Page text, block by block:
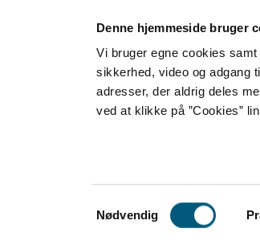
Denne hjemmeside bruger
Vi bruger egne cookies
sikkerhed, video og adgang
adresser, der aldrig deles
ved at klikke på ”Cookies”
Samtykkevalg
Nødvendig
Persondatabeskyttelse